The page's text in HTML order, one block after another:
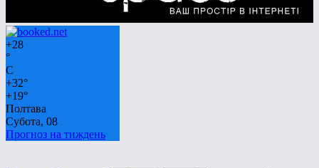
+28
°
C
+32°
+19°
Полтава
Субота, 08
Прогноз на тиждень